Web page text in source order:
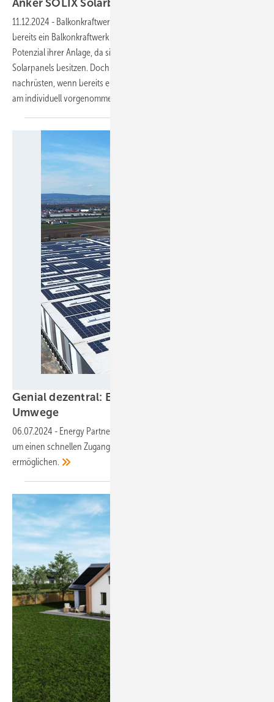
Anker SOLIX Solarbank 2 AC im
11.12.2024 - Balkonkraftwerke boomen: Doch viele Nutzer:innen, die
bereits ein Balkonkraftwerk besitzen, nutzen noch nicht das volle
Potenzial ihrer Anlage, da sie keine Stromspeicherlösung für ihre
Solarpanels besitzen. Doch wie lässt sich ein Speicher am besten
nachrüsten, wenn bereits ein Balkonkraftwerk installiert wurde, ohne
am individuell vorgenommenen Aufbau etwas zu
Genial dezentral: Energieversorgung ohne
Umwege
06.07.2024 - Energy Partners wurde aus Maxsolar heraus gegründet,
um einen schnellen Zugang zu skalierbaren Energielösungen zu
ermöglichen.